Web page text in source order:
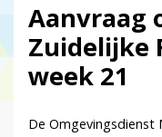
Aanvraag
Zuidelijke
week 21
De Omgevingsdienst